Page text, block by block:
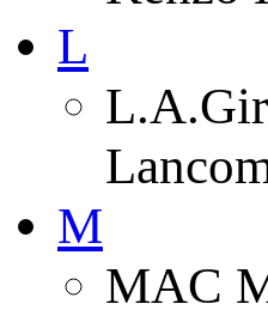
L
M
MAC